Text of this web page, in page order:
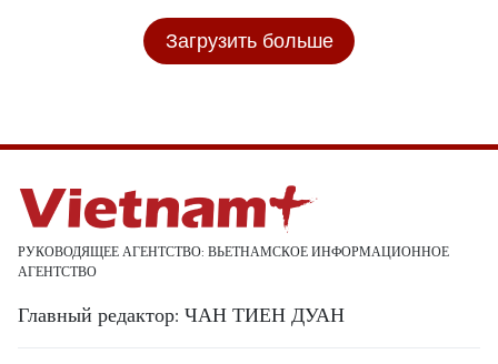
Загрузить больше
РУКОВОДЯЩЕЕ АГЕНТСТВО: ВЬЕТНАМСКОЕ ИНФОРМАЦИОННОЕ
АГЕНТСТВО
Главный редактор: ЧАН ТИЕН ДУАН